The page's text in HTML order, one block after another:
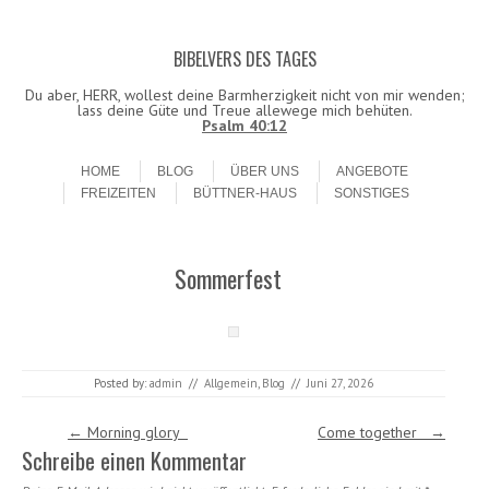
BIBELVERS DES TAGES
Du aber, HERR, wollest deine Barmherzigkeit nicht von mir wenden;
lass deine Güte und Treue allewege mich behüten.
Psalm 40:12
HOME
BLOG ÜBER UNS
ANGEBOTE
FREIZEITEN
BÜTTNER-HAUS SONSTIGES
Sommerfest
Posted by: admin // Allgemein, Blog // Juni 27, 2026
Post navigation
← Morning glory Come together →
Schreibe einen Kommentar
Datenschutzerklärung! Ok